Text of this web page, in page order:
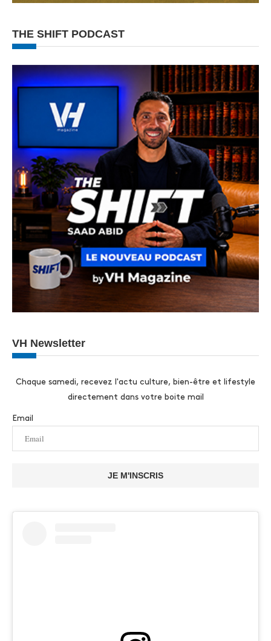
THE SHIFT PODCAST
VH Newsletter
Chaque samedi, recevez l'actu culture, bien-être et lifestyle
directement dans votre boite mail
Email
JE M'INSCRIS